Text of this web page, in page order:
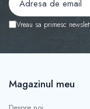
Vreau sa primesc
Magazinul meu